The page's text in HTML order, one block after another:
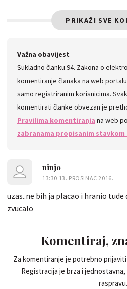
PRIKAŽI SVE
Važna obavijest
Sukladno članku 94. Zakona o
komentiranje članaka na web
samo registriranim korisnicima.
komentirati članke obvezan je
Pravilima komentiranja na web
zabranama propisanim stavkom
ninjo
13:30 13. PROSINAC 2016.
uzas..ne bih ja placao i hranio
zvucalo
Komentiraj,
Za komentiranje je potrebno
Registracija je brza i
raspravu.